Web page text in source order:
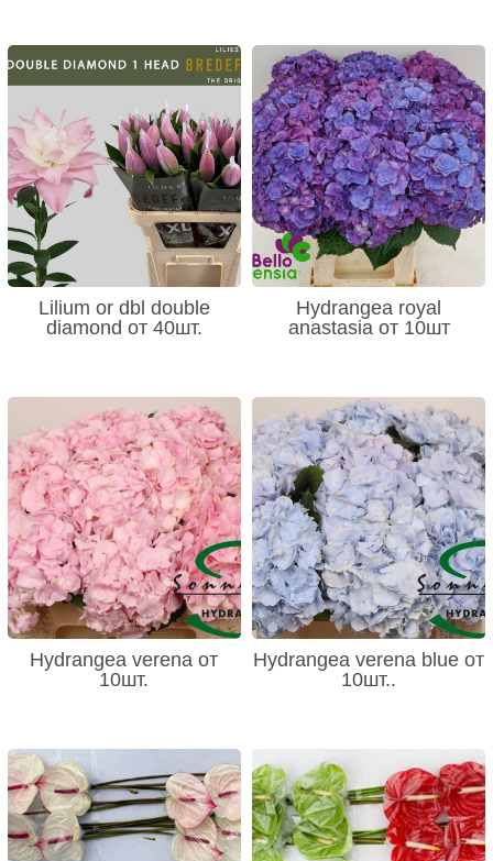
Lilium or dbl double
diamond от 40шт.
Hydrangea royal
anastasia от 10шт
Hydrangea verena от
10шт.
Hydrangea verena blue от
10шт..